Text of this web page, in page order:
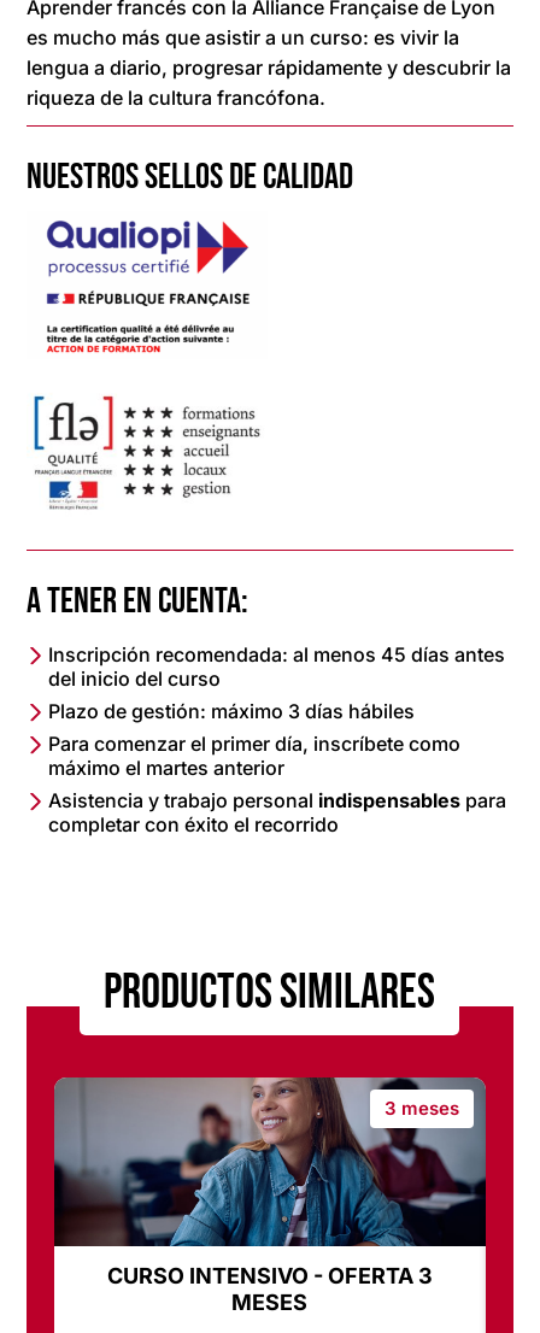
Aprender francés con la Alliance Française de Lyon
es mucho más que asistir a un curso: es vivir la
lengua a diario, progresar rápidamente y descubrir la
riqueza de la cultura francófona.
NUESTROS SELLOS DE CALIDAD
A TENER EN CUENTA:
Inscripción recomendada: al menos 45 días antes
del inicio del curso
Plazo de gestión: máximo 3 días hábiles
Para comenzar el primer día, inscríbete como
máximo el martes anterior
Asistencia y trabajo personal indispensables para
completar con éxito el recorrido
Productos similares
3 meses
CURSO INTENSIVO - OFERTA 3
MESES